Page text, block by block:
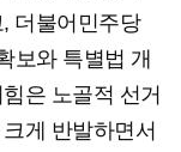
더불어민주당
보와 특별법 개
은 노골적 선거
게 반발하면서